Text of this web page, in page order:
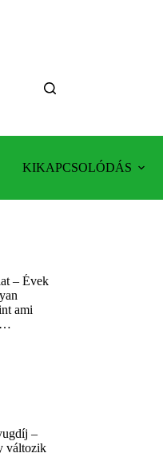
KIKAPCSOLÓDÁS
– Évek
ami
–
változik